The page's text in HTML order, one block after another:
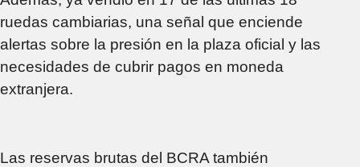
ruedas cambiarias, una señal que enciende
alertas sobre la presión en la plaza oficial y las
necesidades de cubrir pagos en moneda
extranjera.
Las reservas brutas del BCRA también